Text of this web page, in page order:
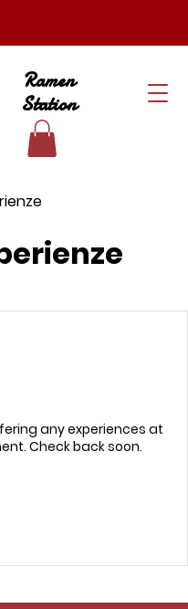
Ramen
Station
any experiences at
Check back soon.